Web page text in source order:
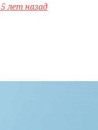
5 лет назад